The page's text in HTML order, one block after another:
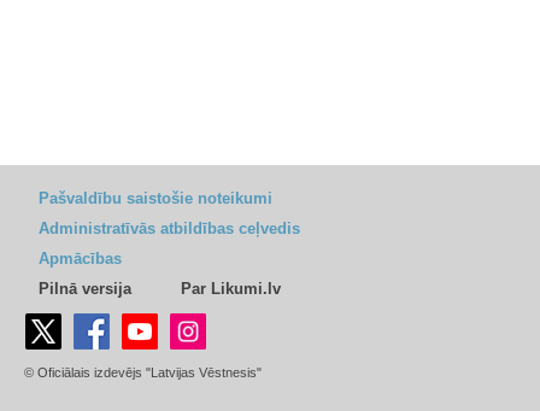
Pašvaldību saistošie noteikumi
Administratīvās atbildības ceļvedis
Apmācības
Pilnā versija
Par Likumi.lv
© Oficiālais izdevējs "Latvijas Vēstnesis"